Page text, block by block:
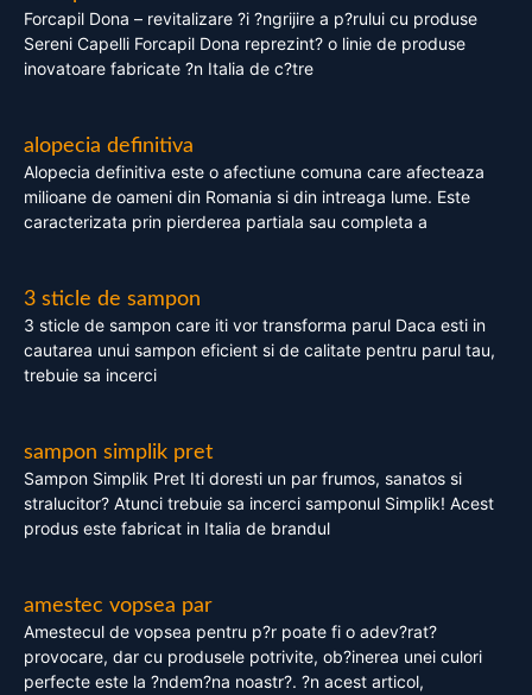
Forcapil Dona – revitalizare ?i ?ngrijire a p?rului cu produse
Sereni Capelli Forcapil Dona reprezint? o linie de produse
inovatoare fabricate ?n Italia de c?tre
alopecia definitiva
Alopecia definitiva este o afectiune comuna care afecteaza
milioane de oameni din Romania si din intreaga lume. Este
caracterizata prin pierderea partiala sau completa a
3 sticle de sampon
3 sticle de sampon care iti vor transforma parul Daca esti in
cautarea unui sampon eficient si de calitate pentru parul tau,
trebuie sa incerci
sampon simplik pret
Sampon Simplik Pret Iti doresti un par frumos, sanatos si
stralucitor? Atunci trebuie sa incerci samponul Simplik! Acest
produs este fabricat in Italia de brandul
amestec vopsea par
Amestecul de vopsea pentru p?r poate fi o adev?rat?
provocare, dar cu produsele potrivite, ob?inerea unei culori
perfecte este la ?ndem?na noastr?. ?n acest articol,